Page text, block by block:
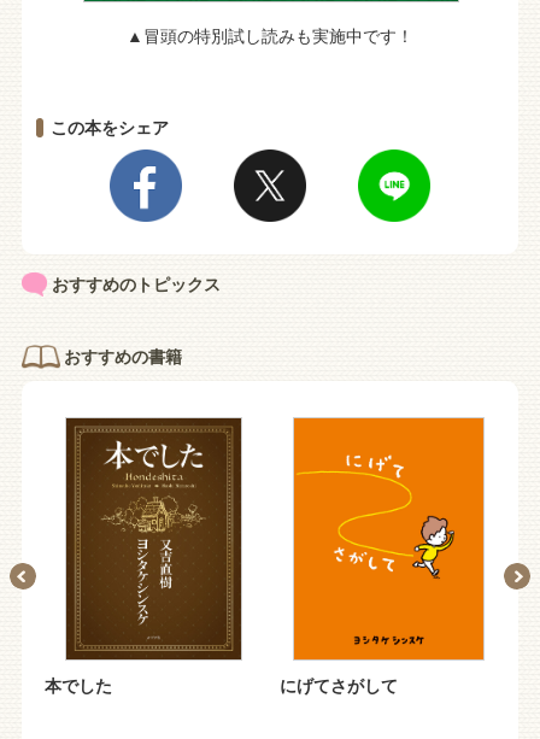
▲冒頭の特別試し読みも実施中です！
この本をシェア
おすすめのトピックス
おすすめの書籍
本でした にげてさがして